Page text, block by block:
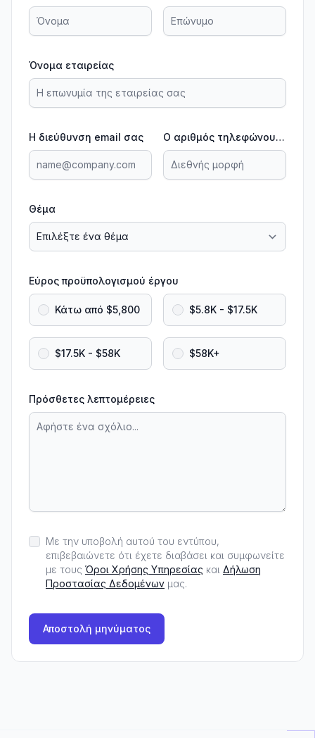
Όνομα εταιρείας
Η διεύθυνση email σας Ο αριθμός τηλεφώνου σας
Θέμα
Εύρος προϋπολογισμού έργου
Κάτω από $5,800 $5.8K - $17.5K
$17.5K - $58K $58K+
Πρόσθετες λεπτομέρειες
Με την υποβολή αυτού του εντύπου,
επιβεβαιώνετε ότι έχετε διαβάσει και συμφωνείτε
με τους Όροι Χρήσης Υπηρεσίας και Δήλωση
Προστασίας Δεδομένων μας.
Αποστολή μηνύματος